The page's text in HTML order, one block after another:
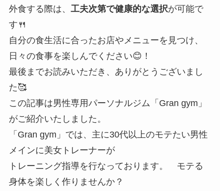
外食する際は、 工夫次第で健康的な選択が可能で
す🍴
自分の食生活に合ったお店やメニューを見つけ、
日々の食事を楽しんでください😊！
最後までお読みいただき、ありがとうございまし
た🥰
この記事は男性専用パーソナルジム「Gran gym」
がご紹介いたしました。
「Gran gym」では、主に30代以上のモテたい男性
メインに美女トレーナーが
トレーニング指導を行なっております。 モテる
身体を楽しく作りませんか？